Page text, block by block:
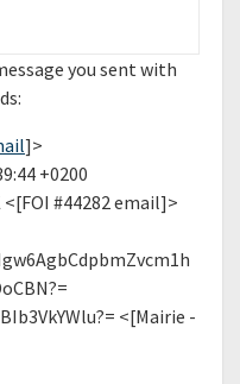
you sent with
]>
+0200
<[FOI #44282 email]>
<[Mairie -